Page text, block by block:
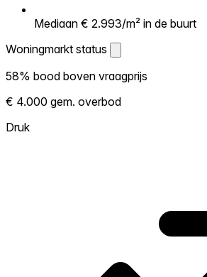
Mediaan € 2.993/m² in de buurt
Woningmarkt status
Woningmarkt status
Laat zien hoe competitief de markt hier is.
Hoe meer woningen boven vraagprijs
verkopen, hoe heter. Heet? Verwacht
58% bood boven vraagprijs
€ 4.000 gem. overbod
Druk